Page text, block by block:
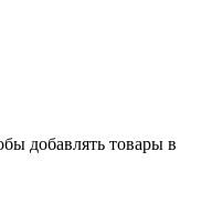
добавлять товары в